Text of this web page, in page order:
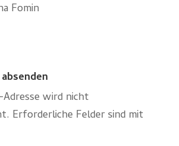
Fomin
wird nicht
Erforderliche Felder sind mit